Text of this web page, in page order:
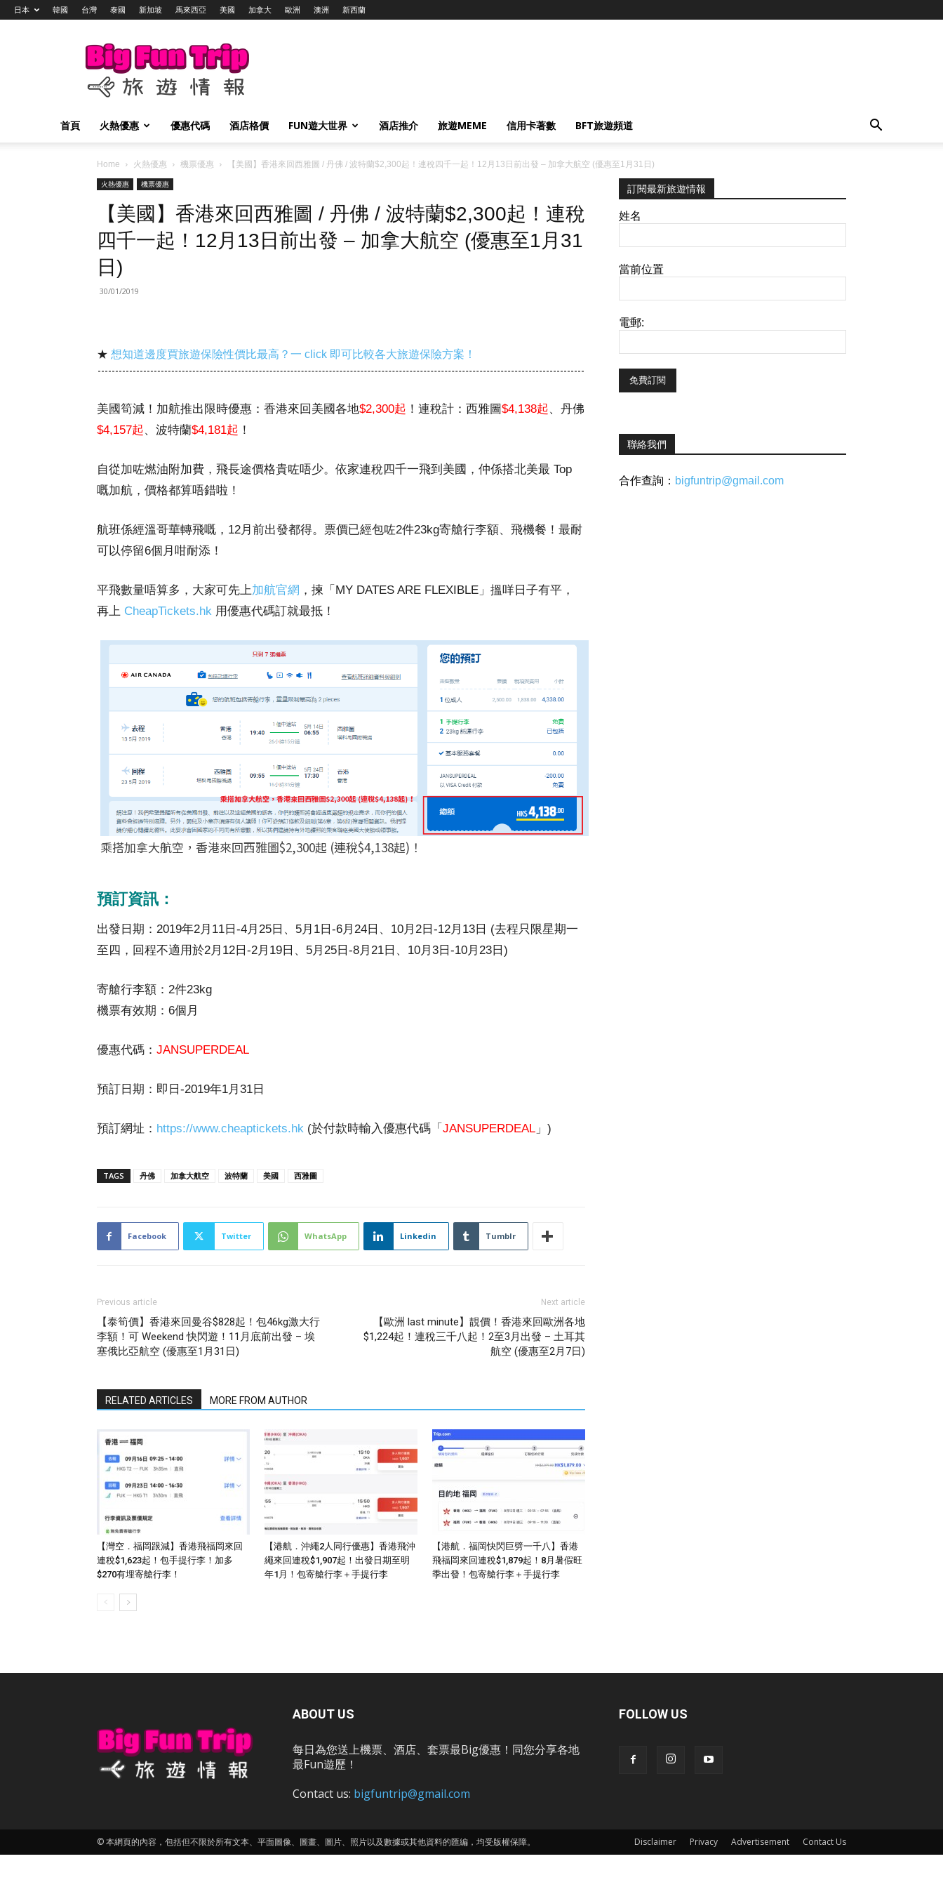
日本 韓國 台灣 泰國 新加坡 馬來西亞 美國 加拿大 歐洲 澳洲 新西蘭
Big
Trip
旅
情
報
首頁 火熱優惠 優惠代碼 酒店格價 FUN遊大世界 酒店推介 旅遊MEME 信用卡著數 BFT旅遊頻道
Home 火熱優惠 機票優惠
【美國】香港來回西雅圖 / 丹佛 / 波特蘭$2,300起！連稅四千一起！12月13日前出發 – 加拿大航空 (優惠至1月31日)
火熱優惠
機票優惠
【美國】香港來回西雅圖 / 丹佛 / 波特蘭$2,300起！連稅
四千一起！12月13日前出發 – 加拿大航空 (優惠至1月31
日)
30/01/2019
★ 想知道邊度買旅遊保險性價比最高？一 click 即可比較各大旅遊保險方案！
美國筍減！加航推出限時優惠：香港來回美國各地$2,300起 ！連稅計：西雅圖$4,138起、丹佛
$4,157起、波特蘭$4,181起 ！
自從加咗燃油附加費，飛長途價格貴咗唔少。依家連稅四千一飛到美國，仲係搭北美最 Top
嘅加航，價格都算唔錯啦！
航班係經溫哥華轉飛嘅，12月前出發都得。票價已經包咗2件23kg寄艙行李額、飛機餐！最耐
可以停留6個月咁耐添！
平飛數量唔算多，大家可先上加航官網 ，揀「MY DATES ARE FLEXIBLE」搵咩日子有平，
再上 CheapTickets.hk 用優惠代碼訂就最抵！
乘搭加拿大航空，香港來回西雅圖$2,300起 (連稅$4,138起)！
預訂資訊：
出發日期：2019年2月11日-4月25日、5月1日-6月24日、10月2日-12月13日 (去程只限星期一
至四，回程不適用於2月12日-2月19日、5月25日-8月21日、10月3日-10月23日)
寄艙行李額：2件23kg
機票有效期：6個月
優惠代碼： JANSUPERDEAL
預訂日期：即日-2019年1月31日
預訂網址： https://www.cheaptickets.hk (於付款時輸入優惠代碼「 JANSUPERDEAL 」)
TAGS 丹佛 加拿大航空 波特蘭 美國 西雅圖
Facebook Twitter WhatsApp Linkedin Tumblr
Previous article
【泰筍價】香港來回曼谷$828起！包46kg激大行
李額！可 Weekend 快閃遊！11月底前出發 – 埃
塞俄比亞航空 (優惠至1月31日)
Next article
【歐洲 last minute】靚價！香港來回歐洲各地
$1,224起！連稅三千八起！2至3月出發 – 土耳其
航空 (優惠至2月7日)
RELATED ARTICLES MORE FROM AUTHOR
【灣空．福岡跟減】香港飛福岡來回
連稅$1,623起！包手提行李！加多
$270有埋寄艙行李！
【港航．沖繩2人同行優惠】香港飛沖
繩來回連稅$1,907起！出發日期至明
年1月！包寄艙行李＋手提行李
【港航．福岡快閃巨劈一千八】香港
飛福岡來回連稅$1,879起！8月暑假旺
季出發！包寄艙行李＋手提行李
訂閱最新旅遊情報
姓名
當前位置
電郵:
聯絡我們
合作查詢： bigfuntrip@gmail.com
ABOUT US
每日為您送上機票、酒店、套票最Big優惠！同您分享各地
最Fun遊歷！
Contact us: bigfuntrip@gmail.com
FOLLOW US
Disclaimer Privacy Advertisement Contact Us
© 本網頁的內容，包括但不限於所有文本、平面圖像、圖畫、圖片、照片以及數據或其他資料的匯編，均受版權保障。